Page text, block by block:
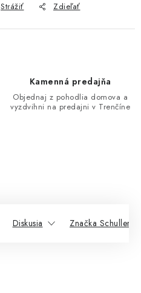
Strážiť Zdieľať
Kamenná predajňa
Objednaj z pohodlia domova a
vyzdvihni na predajni v Trenčíne
Diskusia Značka Schuller